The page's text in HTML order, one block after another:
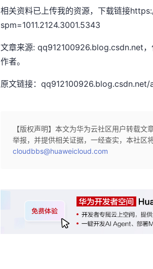
相关资料已上传我的资源，下载链接
spm=1011.2124.3001.5343
文章来源: qq912100926.blog.csdn.net
作者。
原文链接：
【版权声明】本文为华为云社区用户转载
举报，并提供相关证据，一经查实，本社区
cloudbbs@huaweicloud.com